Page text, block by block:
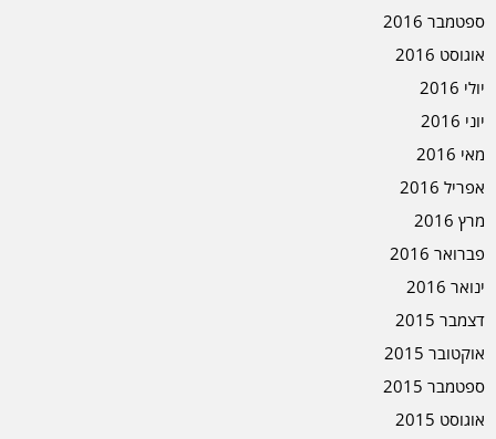
ספטמבר 2016
אוגוסט 2016
יולי 2016
יוני 2016
מאי 2016
אפריל 2016
מרץ 2016
פברואר 2016
ינואר 2016
דצמבר 2015
אוקטובר 2015
ספטמבר 2015
אוגוסט 2015